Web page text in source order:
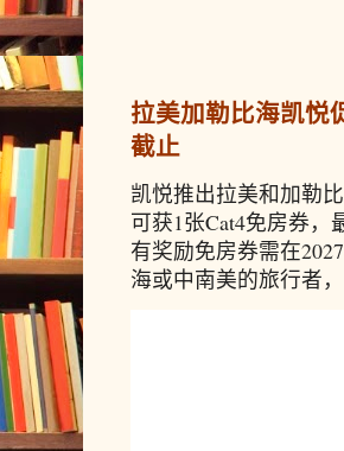
拉美加勒比海凯悦
截止
凯悦推出拉美和加勒
可获1张Cat4免房券，
有奖励免房券需在
海或中南美的旅行者